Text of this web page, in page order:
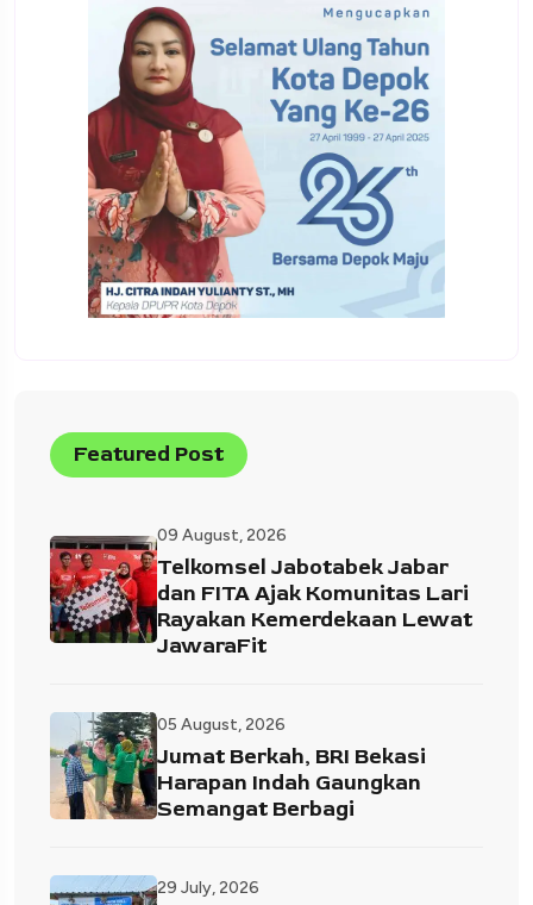
Featured Post
09 August, 2026
Telkomsel Jabotabek Jabar
dan FITA Ajak Komunitas Lari
Rayakan Kemerdekaan Lewat
JawaraFit
05 August, 2026
Jumat Berkah, BRI Bekasi
Harapan Indah Gaungkan
Semangat Berbagi
29 July, 2026